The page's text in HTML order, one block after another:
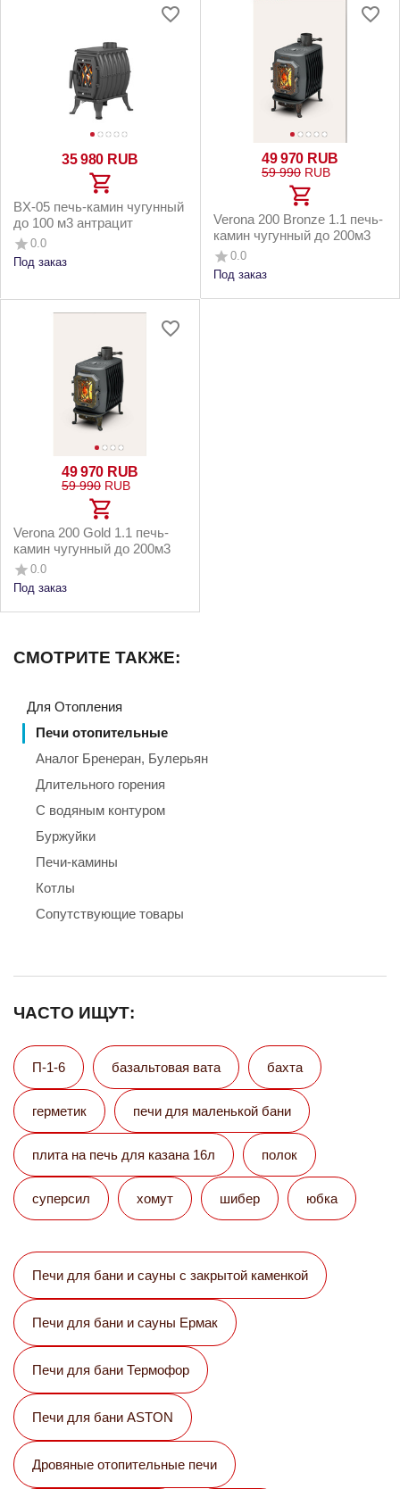
35 980 RUB
BX-05 печь-камин чугунный
до 100 м3 антрацит
0.0
Под заказ
49 970 RUB
59 990 RUB
Verona 200 Bronze 1.1 печь-
камин чугунный до 200м3
0.0
Под заказ
49 970 RUB
59 990 RUB
Verona 200 Gold 1.1 печь-
камин чугунный до 200м3
0.0
Под заказ
СМОТРИТЕ ТАКЖЕ:
Для Отопления
Печи отопительные
Аналог Бренеран, Булерьян
Длительного горения
С водяным контуром
Буржуйки
Печи-камины
Котлы
Сопутствующие товары
ЧАСТО ИЩУТ:
П-1-6 базальтовая вата бахта
герметик печи для маленькой бани
плита на печь для казана 16л полок
суперсил хомут шибер юбка
Печи для бани и сауны с закрытой каменкой
Печи для бани и сауны Eрмак
Печи для бани Термофор
Печи для бани ASTON
Дровяные отопительные печи